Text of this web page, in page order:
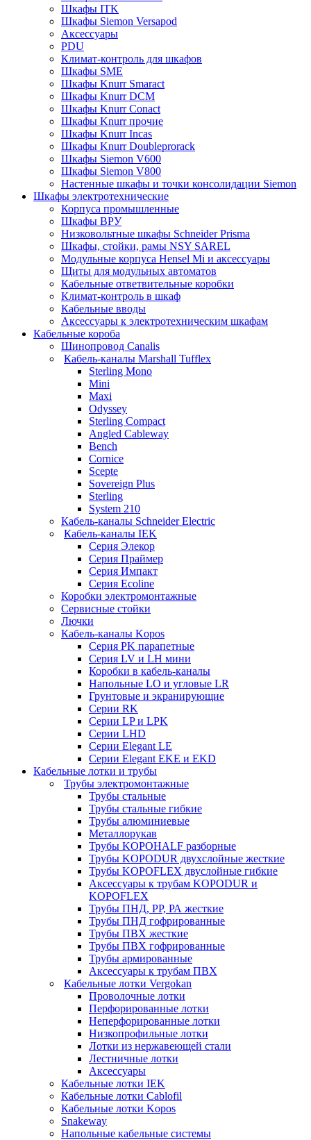
Шкафы ITK
Шкафы Siemon Versapod
Аксессуары
PDU
Климат-контроль для шкафов
Шкафы SME
Шкафы Knurr Smaract
Шкафы Knurr DCM
Шкафы Knurr Conact
Шкафы Knurr прочие
Шкафы Knurr Incas
Шкафы Knurr Doubleprorack
Шкафы Siemon V600
Шкафы Siemon V800
Настенные шкафы и точки консолидации Siemon
Шкафы электротехнические
Корпуса промышленные
Шкафы ВРУ
Низковольтные шкафы Schneider Prisma
Шкафы, стойки, рамы NSY SAREL
Модульные корпуса Hensel Mi и аксессуары
Щиты для модульных автоматов
Кабельные ответвительные коробки
Климат-контроль в шкаф
Кабельные вводы
Аксессуары к электротехническим шкафам
Кабельные короба
Шинопровод Canalis
Кабель-каналы Marshall Tufflex
Sterling Mono
Mini
Maxi
Odyssey
Sterling Compact
Angled Cableway
Bench
Cornice
Scepte
Sovereign Plus
Sterling
System 210
Кабель-каналы Schneider Electric
Кабель-каналы IEK
Серия Элекор
Серия Праймер
Серия Импакт
Серия Ecoline
Коробки электромонтажные
Сервисные стойки
Лючки
Кабель-каналы Kopos
Серия PK парапетные
Серия LV и LH мини
Коробки в кабель-каналы
Напольные LO и угловые LR
Грунтовые и экранирующие
Серии RK
Серии LP и LPK
Серии LHD
Серии Elegant LE
Серии Elegant EKE и EKD
Кабельные лотки и трубы
Трубы электромонтажные
Трубы стальные
Трубы стальные гибкие
Трубы алюминиевые
Металлорукав
Трубы KOPOHALF разборные
Трубы KOPODUR двухслойные жесткие
Трубы KOPOFLEX двуслойные гибкие
Аксессуары к трубам KOPODUR и
KOPOFLEX
Трубы ПНД, РР, РА жесткие
Трубы ПНД гофрированные
Трубы ПВХ жесткие
Трубы ПВХ гофрированные
Трубы армированные
Аксессуары к трубам ПВХ
Кабельные лотки Vergokan
Проволочные лотки
Перфорированные лотки
Неперфорированные лотки
Низкопрофильные лотки
Лотки из нержавеющей стали
Лестничные лотки
Аксессуары
Кабельные лотки IEK
Кабельные лотки Cablofil
Кабельные лотки Kopos
Snakeway
Напольные кабельные системы